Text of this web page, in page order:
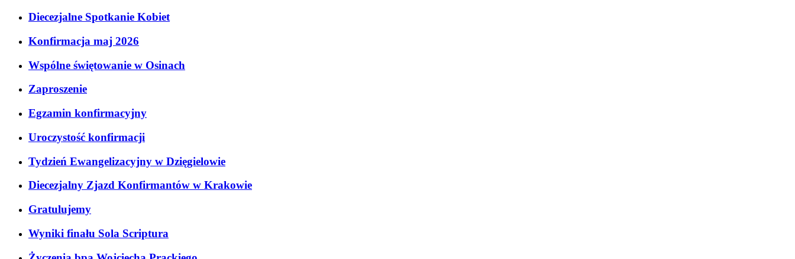
Diecezjalne Spotkanie Kobiet
Konfirmacja maj 2026
Wspólne świętowanie w Osinach
Zaproszenie
Egzamin konfirmacyjny
Uroczystość konfirmacji
Tydzień Ewangelizacyjny w Dzięgielowie
Diecezjalny Zjazd Konfirmantów w Krakowie
Gratulujemy
Wyniki finału Sola Scriptura